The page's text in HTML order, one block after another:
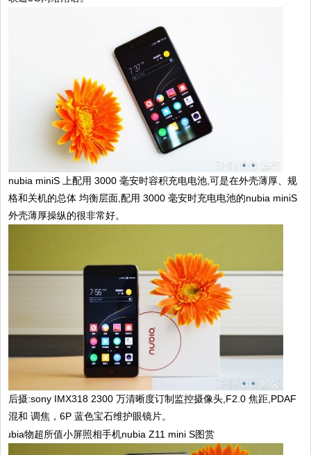
nubia miniS 上配用 3000 毫安时容积充电电池,可是在外壳薄厚、规
格和关机的总体 均衡层面,配用 3000 毫安时充电电池的nubia miniS
外壳薄厚操纵的很非常好。
后摄:sony IMX318 2300 万清晰度订制监控摄像头,F2.0 焦距,PDAF
混和 调焦，6P 蓝色宝石维护眼镜片。